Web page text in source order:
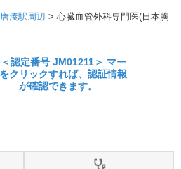
唐湊駅周辺 > 心臓血管外科専門医(日本胸